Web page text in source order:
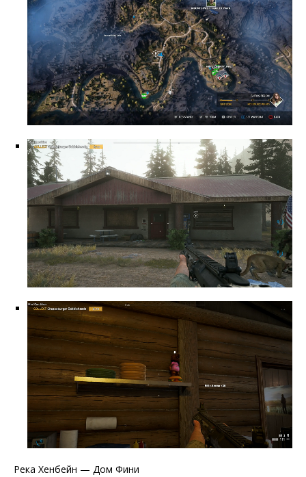
Река Хенбейн — Дом Фини